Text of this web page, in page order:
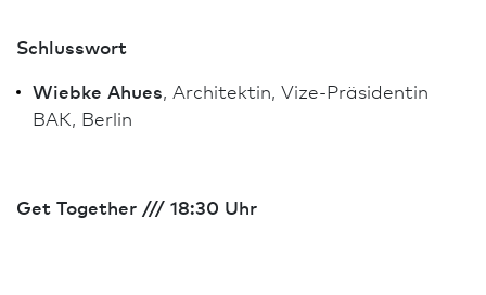
Schlusswort
Wiebke Ahues, Architekt­in, Vize-Präsidentin
BAK, Berlin
Get Together /// 18:30 Uhr